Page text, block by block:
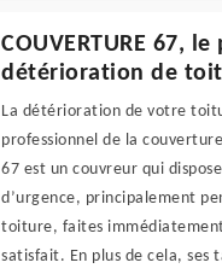
COUVERTURE 67,
détérioration de
La détérioration de votre
professionnel de la
67 est un couvreur qui
d’urgence, principalement
toiture, faites immédiatement
satisfait. En plus de cela, ses